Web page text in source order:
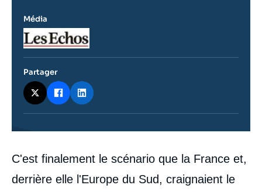
Contenu
intervention
médiatique
C'est finalement le scénario que la France et,
derrière elle l'Europe du Sud, craignaient le
Média
Logo
Partager